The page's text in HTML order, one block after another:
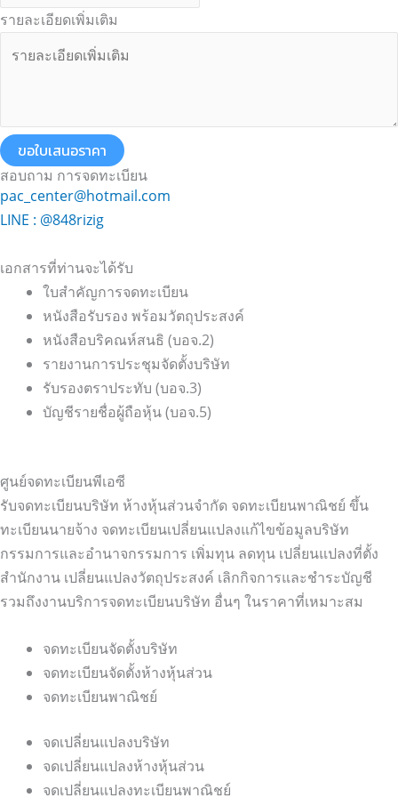
รายละเอียดเพิ่มเติม
ขอใบเสนอราคา
สอบถาม การจดทะเบียน
pac_center@hotmail.com
LINE : @848rizig
เอกสารที่ท่านจะได้รับ
ใบสำคัญการจดทะเบียน
หนังสือรับรอง พร้อมวัตถุประสงค์
หนังสือบริคณห์สนธิ (บอจ.2)
รายงานการประชุมจัดตั้งบริษัท
รับรองตราประทับ (บอจ.3)
บัญชีรายชื่อผู้ถือหุ้น (บอจ.5)
ศูนย์จดทะเบียนพีเอซี
รับจดทะเบียนบริษัท ห้างหุ้นส่วนจำกัด จดทะเบียนพาณิชย์ ขึ้น
ทะเบียนนายจ้าง จดทะเบียนเปลี่ยนแปลงแก้ไขข้อมูลบริษัท
กรรมการและอำนาจกรรมการ เพิ่มทุน ลดทุน เปลี่ยนแปลงที่ตั้ง
สำนักงาน เปลี่ยนแปลงวัตถุประสงค์ เลิกกิจการและชำระบัญชี
รวมถึงงานบริการจดทะเบียนบริษัท อื่นๆ ในราคาที่เหมาะสม
จดทะเบียนจัดตั้งบริษัท
จดทะเบียนจัดตั้งห้างหุ้นส่วน
จดทะเบียนพาณิชย์
จดเปลี่ยนแปลงบริษัท
จดเปลี่ยนแปลงห้างหุ้นส่วน
จดเปลี่ยนแปลงทะเบียนพาณิชย์